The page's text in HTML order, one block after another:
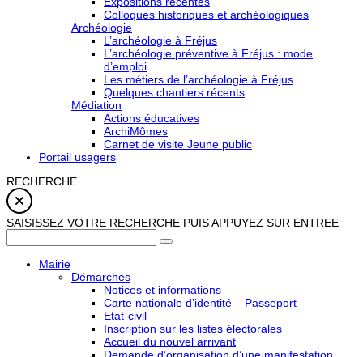
Colloques historiques et archéologiques
Archéologie
L’archéologie à Fréjus
L’archéologie préventive à Fréjus : mode
d’emploi
Les métiers de l’archéologie à Fréjus
Quelques chantiers récents
Médiation
Actions éducatives
ArchiMômes
Carnet de visite Jeune public
Portail usagers
RECHERCHE
SAISISSEZ VOTRE RECHERCHE PUIS APPUYEZ SUR ENTREE
Mairie
Démarches
Notices et informations
Carte nationale d’identité – Passeport
Etat-civil
Inscription sur les listes électorales
Accueil du nouvel arrivant